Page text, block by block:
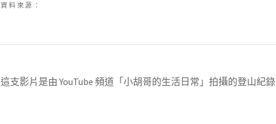
資料來源：
這支影片是由 YouTube 頻道「小胡哥的生活日常」拍攝的登山紀錄